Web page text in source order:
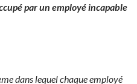
par un employé incapable
dans lequel chaque employé